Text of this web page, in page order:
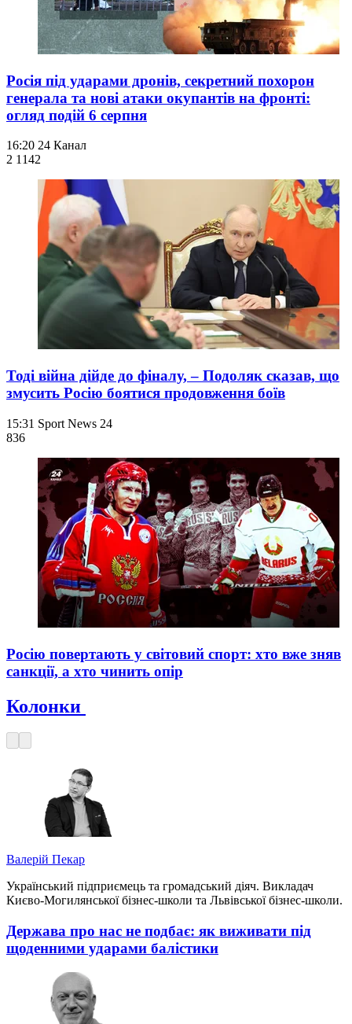
Росія під ударами дронів, секретний похорон
генерала та нові атаки окупантів на фронті:
огляд подій 6 серпня
16:20 24 Канал
2 1142
Тоді війна дійде до фіналу, – Подоляк сказав, що
змусить Росію боятися продовження боїв
15:31 Sport News 24
836
Росію повертають у світовий спорт: хто вже зняв
санкції, а хто чинить опір
Колонки
Валерій Пекар
Український підприємець та громадський діяч. Викладач
Києво-Могилянської бізнес-школи та Львівської бізнес-школи.
Держава про нас не подбає: як виживати під
щоденними ударами балістики